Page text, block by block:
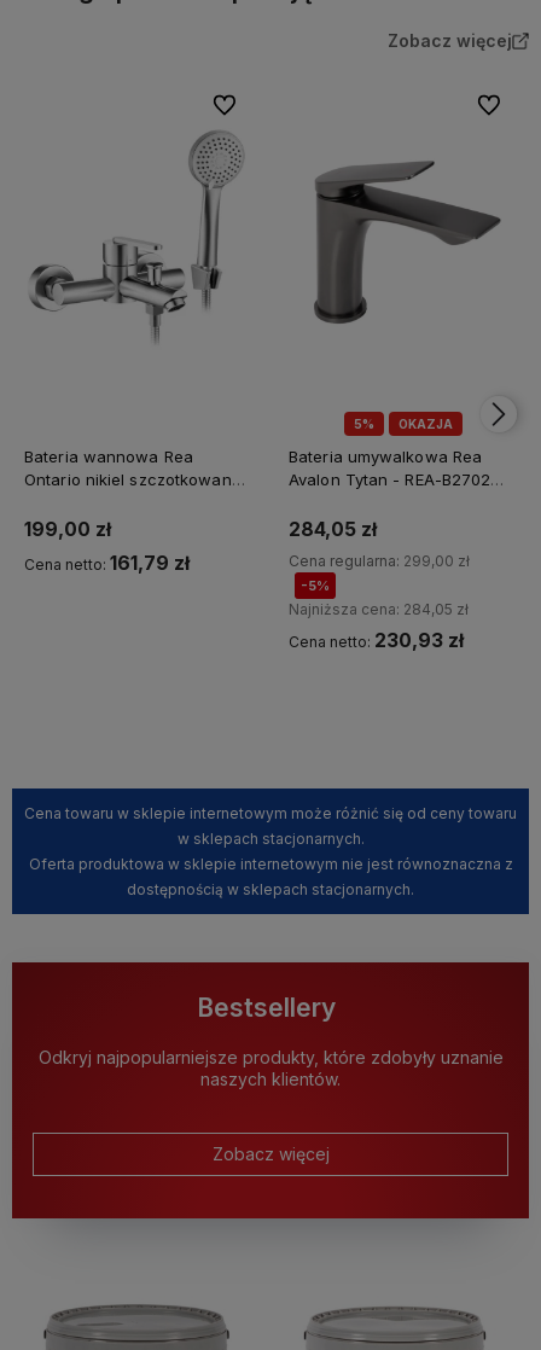
Zobacz więcej
Bateria wannowa Rea
Ontario nikiel szczotkowany -
kodem REA5
199,00 zł
Cena netto: 161,79 zł
Do ulubionych
5% OKAZJA
Bateria umywalkowa Rea
Avalon Tytan - REA-B2702
REA5
284,05 zł
Cena regularna: 299,00 zł
-5%
Najniższa cena: 284,05 zł
Cena netto: 230,93 zł
Do
Cena towaru w sklepie internetowym może różnić się od ceny towaru
w sklepach stacjonarnych.
Oferta produktowa w sklepie internetowym nie jest równoznaczna z
dostępnością w sklepach stacjonarnych.
Bestsellery
Odkryj najpopularniejsze produkty, które zdobyły uznanie
naszych klientów.
Zobacz więcej